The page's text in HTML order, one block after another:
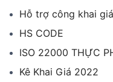
Hỗ trợ công khai giá
HS CODE
ISO 22000 THỰC
Kê Khai Giá 2022